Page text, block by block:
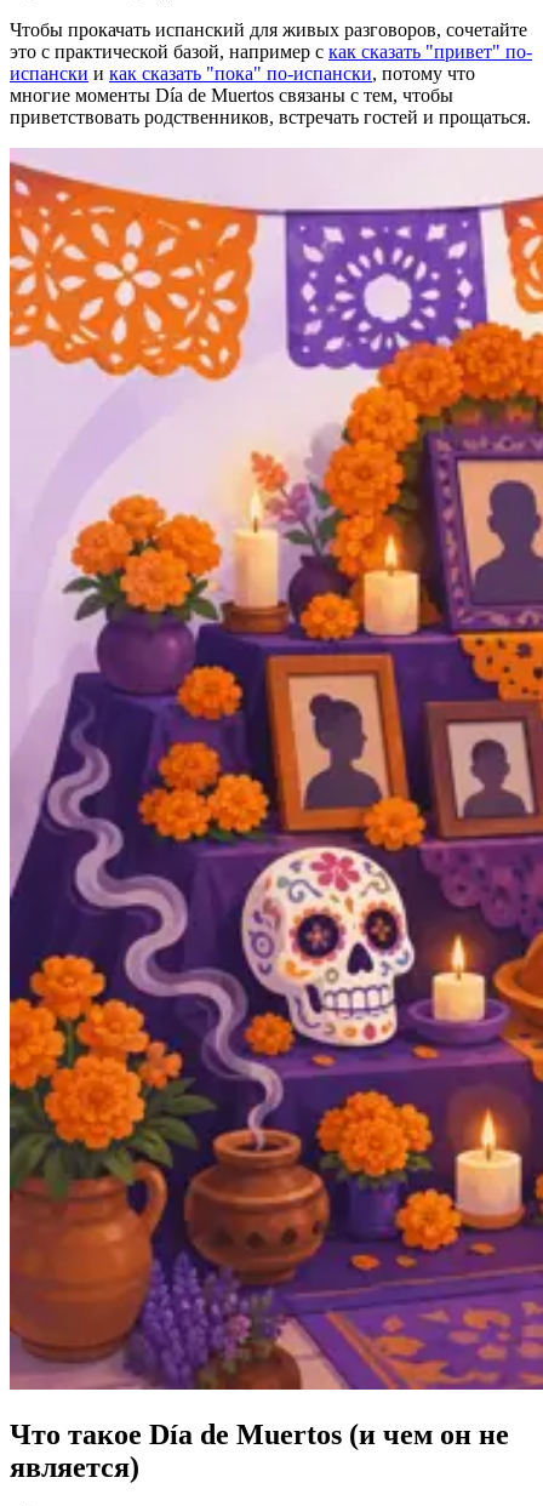
Чтобы прокачать испанский для живых разговоров, сочетайте
это с практической базой, например с как сказать "привет" по-
испански и как сказать "пока" по-испански, потому что
многие моменты Día de Muertos связаны с тем, чтобы
приветствовать родственников, встречать гостей и прощаться.
Что такое Día de Muertos (и чем он не
является)